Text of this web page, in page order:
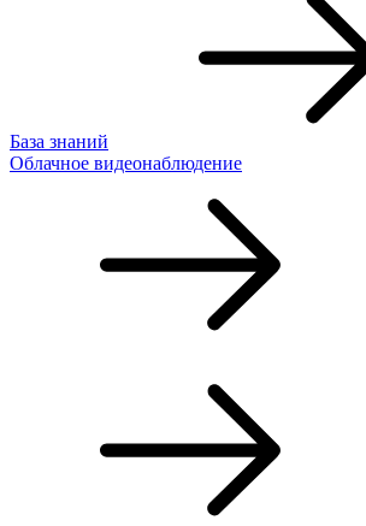
База знаний
Облачное видеонаблюдение